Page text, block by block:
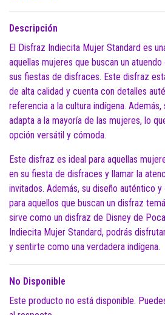
Descripción
El Disfraz Indiecita Mujer Standard es
aquellas mujeres que buscan un
sus fiestas de disfraces. Este disfraz
de alta calidad y cuenta con detalles
referencia a la cultura indígena. Además,
adapta a la mayoría de las mujeres, lo
opción versátil y cómoda.
Este disfraz es ideal para aquellas
en su fiesta de disfraces y llamar la
invitados. Además, su diseño auténtico
para aquellos que buscan un disfraz
sirve como un disfraz de Disney de
Indiecita Mujer Standard, podrás
y sentirte como una verdadera indígena.
No Disponible
Este producto no está disponible.